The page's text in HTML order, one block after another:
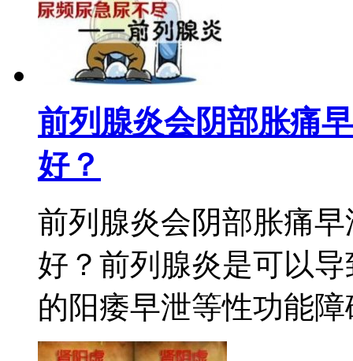
前列腺炎会阴部胀痛
好？
前列腺炎会阴部胀痛
好？前列腺炎是可以
的阳痿早泄等性功能